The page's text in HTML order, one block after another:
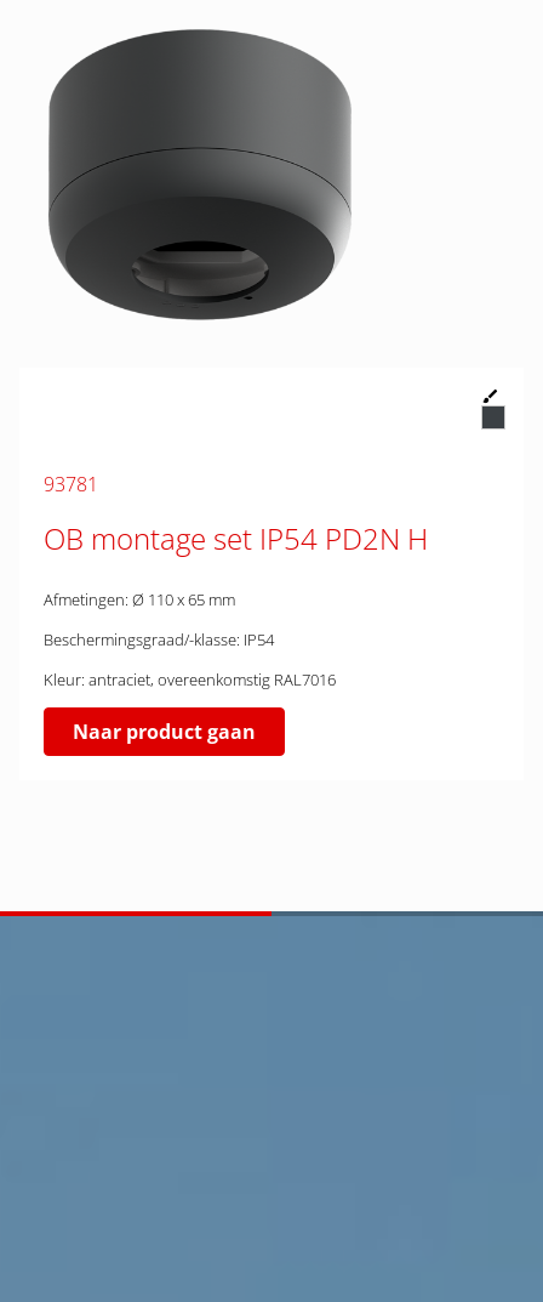
93781
OB montage set IP54 PD2N H
Afmetingen: Ø 110 x 65 mm
Beschermingsgraad/-klasse: IP54
Kleur: antraciet, overeenkomstig RAL7016
Naar product gaan